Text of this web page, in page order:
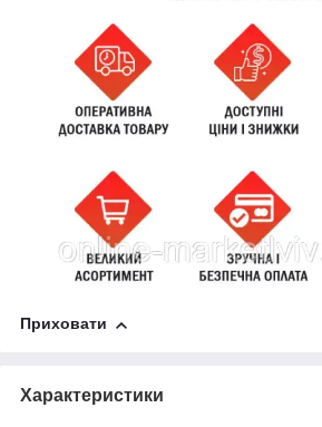
Приховати
Характеристики